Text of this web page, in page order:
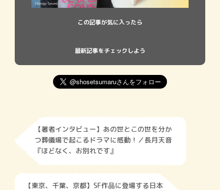
この記事が気に入ったら
最新記事をチェックしよう
【著者インタビュー】あの世とこの世を分か
つ葬儀場で起こるドラマに感動！／長月天音
『ほどなく、お別れです』
【東京、千葉、京都】SF作品に登場する日本